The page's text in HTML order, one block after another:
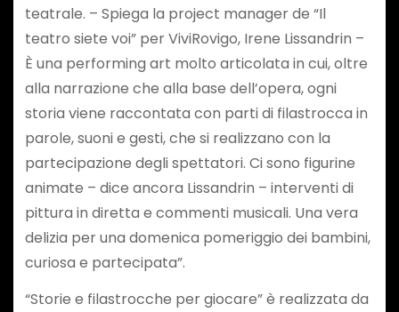
teatrale. – Spiega la project manager de “Il
teatro siete voi” per ViviRovigo, Irene Lissandrin –
È una performing art molto articolata in cui, oltre
alla narrazione che alla base dell’opera, ogni
storia viene raccontata con parti di filastrocca in
parole, suoni e gesti, che si realizzano con la
partecipazione degli spettatori. Ci sono figurine
animate – dice ancora Lissandrin – interventi di
pittura in diretta e commenti musicali. Una vera
delizia per una domenica pomeriggio dei bambini,
curiosa e partecipata”.
“Storie e filastrocche per giocare” è realizzata da